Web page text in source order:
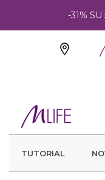
-31%
TUTORIAL